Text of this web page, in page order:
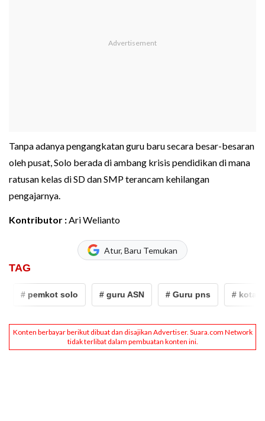
Tanpa adanya pengangkatan guru baru secara besar-besaran
oleh pusat, Solo berada di ambang krisis pendidikan di mana
ratusan kelas di SD dan SMP terancam kehilangan
pengajarnya.
Kontributor :Ari Welianto
Atur, Baru Temukan
TAG
# pemkot solo # guru ASN # Guru pns # kota solo